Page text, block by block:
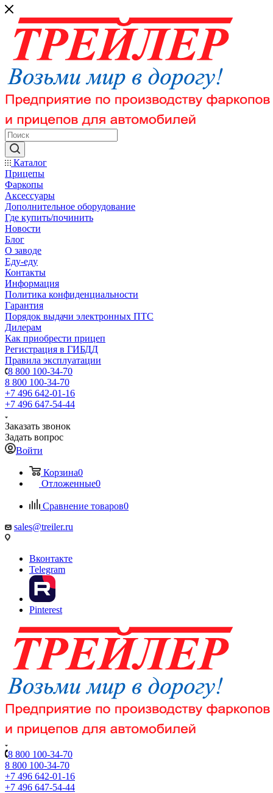
Каталог
Прицепы
Фаркопы
Аксессуары
Дополнительное оборудование
Где купить/починить
Новости
Блог
О заводе
Еду-еду
Контакты
Информация
Политика конфиденциальности
Гарантия
Порядок выдачи электронных ПТС
Дилерам
Как приобрести прицеп
Регистрация в ГИБДД
Правила эксплуатации
8 800 100-34-70
8 800 100-34-70
+7 496 642-01-16
+7 496 647-54-44
Заказать звонок
Задать вопрос
Войти
Корзина0
Отложенные0
Сравнение товаров0
sales@treiler.ru
Вконтакте
Telegram
Pinterest
8 800 100-34-70
8 800 100-34-70
+7 496 642-01-16
+7 496 647-54-44